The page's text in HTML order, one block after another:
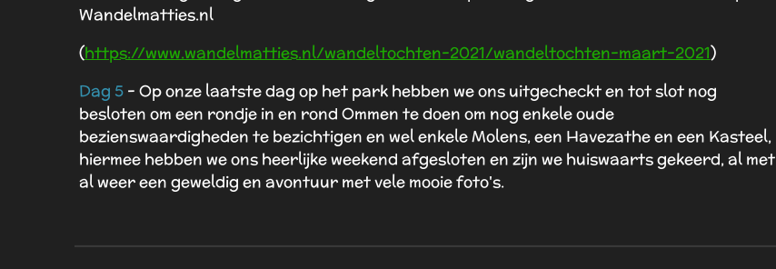
Wandelmatties.nl
(https://www.wandelmatties.nl/wandeltochten-2021/wandeltochten-maart-2021)
Dag 5 - Op onze laatste dag op het park hebben we ons uitgecheckt en tot slot nog
besloten om een rondje in en rond Ommen te doen om nog enkele oude
bezienswaardigheden te bezichtigen en wel enkele Molens, een Havezathe en een Kasteel,
hiermee hebben we ons heerlijke weekend afgesloten en zijn we huiswaarts gekeerd, al met
al weer een geweldig en avontuur met vele mooie foto's.